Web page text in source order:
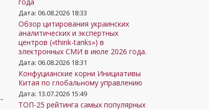
Дата: 06.08.2026 18:33
Обзор цитирования украинских
аналитических и экспертных
центров («think-tanks») в
электронных СМИ в июле 2026 года.
Дата: 06.08.2026 18:31
Конфуцианские корни Инициативы
Китая по глобальному управлению
Дата: 13.07.2026 15:49
ТОП-25 рейтинга самых популярных